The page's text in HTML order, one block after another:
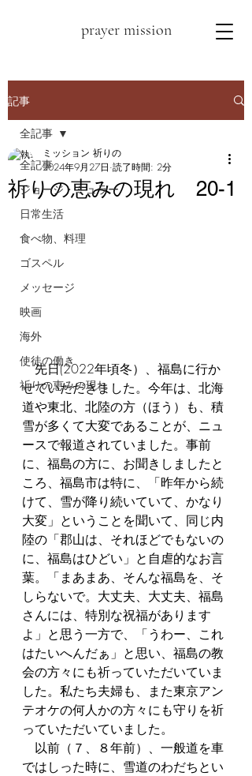
prayer mission
記事
全記事
ジョージ・ミュラー
日常生活
食べ物、料理
ゴスペル
メッセージ
映画
海外
使徒の働き
祈りの恵みの現れ
全記事
祈りの恵みの現れ 20-1
ミッション 祈りの
2024年9月27日 読了時間: 2分
先日(2022年頃冬）、福島に行か
せていただきました。今年は、北海
道や東北、北陸の方（ほう）も、積
雪が多くて大変であることが、ニュ
ースで報道されていました。事前
に、福島の方に、お聞きしましたと
ころ、福島市は特に、「昨年から続
けて、雪が降り続いていて、かなり
大変」ということを聞いて、同じ内
陸の「郡山は、それほどでもないの
に、福島はひどい」と自虐的なお言
葉。「まあまあ、そんな福島を、そ
しらないで。大丈夫、大丈夫、福島
さんには、特別な祝福があります
よ」と思う一方で、「うわー、これ
はたいへんだぁ」と思い、福島の教
会の方々にも祈っていただいていま
した。私たち夫婦も、また東京アン
テオケの何人かの方々にも守りを祈
っていただいていました。
以前（７、８年前）、一般道を車
ではしった時に、雪道のわだちとい